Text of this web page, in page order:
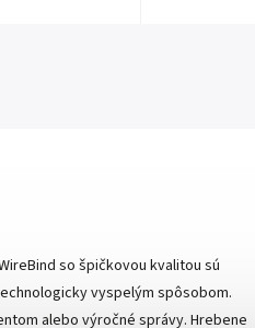
so špičkovou kvalitou sú
vyspelým spôsobom.
alebo výročné správy. Hrebene